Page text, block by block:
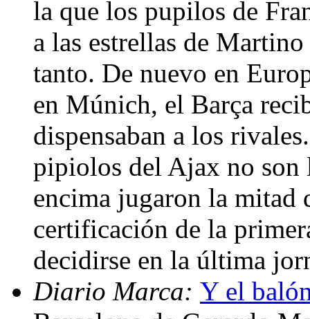
la que los pupilos de
a las estrellas de
tanto. De nuevo en
en Múnich, el Barça
dispensaban a los
pipiolos del Ajax no son
encima jugaron la
certificación de la
decidirse en la última
Diario Marca: Y el